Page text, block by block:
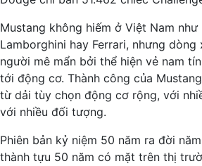
Mustang không hiếm ở Việt Nam như
Lamborghini hay Ferrari, nhưng dòng
người mê mẩn bởi thể hiện vẻ nam
tới động cơ. Thành công của
từ dải tùy chọn động cơ rộng, với
với nhiều đối tượng.
Phiên bản kỷ niệm 50 năm ra đời
thành tựu 50 năm có mặt trên thị